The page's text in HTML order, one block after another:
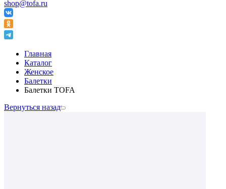
shop@tofa.ru
Главная
Каталог
Женское
Балетки
Балетки TOFA
Вернуться назад